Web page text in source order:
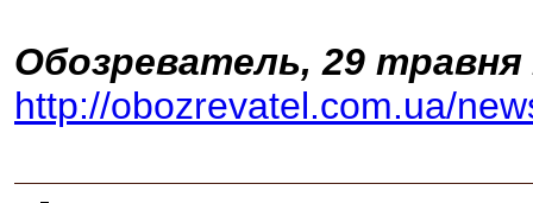
Обозреватель, 29 травня
http://obozrevatel.com.ua/